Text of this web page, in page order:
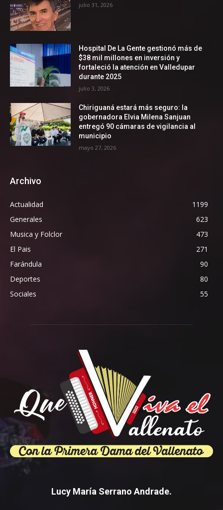
julio 31, 2026
Hospital De La Gente gestionó más de
$38 mil millones en inversión y
fortaleció la atención en Valledupar
durante 2025
julio 3, 2026
Chiriguaná estará más seguro: la
gobernadora Elvia Milena Sanjuan
entregó 90 cámaras de vigilancia al
municipio
mayo 27, 2026
Archivo
Actualidad
1199
Generales
623
Musica y Folclor
473
El Pais
271
Farándula
90
Deportes
80
Sociales
55
Lucy María Serrano Andrade.